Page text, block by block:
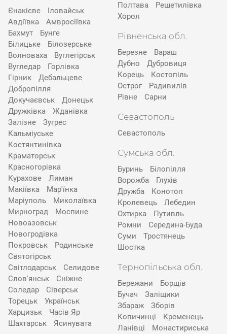
Єнакієве
Іловайськ
Авдіївка
Амвросіївка
Бахмут
Бунге
Білицьке
Білозерське
Волноваха
Вуглегірськ
Вугледар
Горлівка
Гірник
Дебальцеве
Добропілля
Докучаєвськ
Донецьк
Дружківка
Жданівка
Залізне
Зугрес
Кальміуське
Костянтинівка
Краматорськ
Красногорівка
Курахове
Лиман
Макіївка
Мар'їнка
Маріуполь
Миколаївка
Мирноград
Моспине
Новоазовськ
Новогродівка
Покровськ
Родинське
Святогірськ
Світлодарськ
Селидове
Слов'янськ
Сніжне
Соледар
Сіверськ
Торецьк
Українськ
Харцизьк
Часів Яр
Шахтарськ
Ясинувата
Полтава
Решетилівка
Хорол
Рівненська обл.
Березне
Вараш
Дубно
Дубровиця
Корець
Костопіль
Острог
Радивилів
Рівне
Сарни
Севастополь
Севастополь
Сумська обл.
Буринь
Білопілля
Ворожба
Глухів
Дружба
Конотоп
Кролевець
Лебедин
Охтирка
Путивль
Ромни
Середина-Буда
Суми
Тростянець
Шостка
Тернопільська обл.
Бережани
Борщів
Бучач
Заліщики
Збараж
Зборів
Копичинці
Кременець
Ланівці
Монастириська